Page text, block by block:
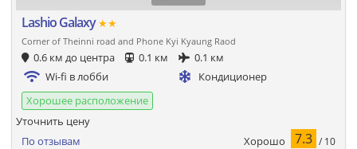
Lashio Galaxy★★
Corner of Theinni road and Phone Kyi Kyaung Raod
0.6 км до центра 0.1 км
0.1 км
Wi-fi в лобби
Кондиционер
Хорошее расположение
По отзывам Хорошо 7.3 / 10
Уточнить цену